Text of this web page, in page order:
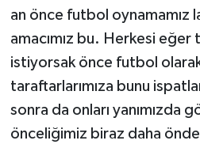
an önce futbol oynamamız
amacımız bu. Herkesi
istiyorsak önce futbol
taraftarlarımıza bunu
sonra da onları yanımızda
önceliğimiz biraz daha